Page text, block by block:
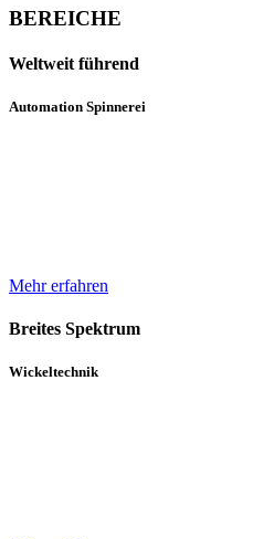
BEREICHE
Weltweit führend
Automation Spinnerei
Mehr erfahren
Breites Spektrum
Wickeltechnik